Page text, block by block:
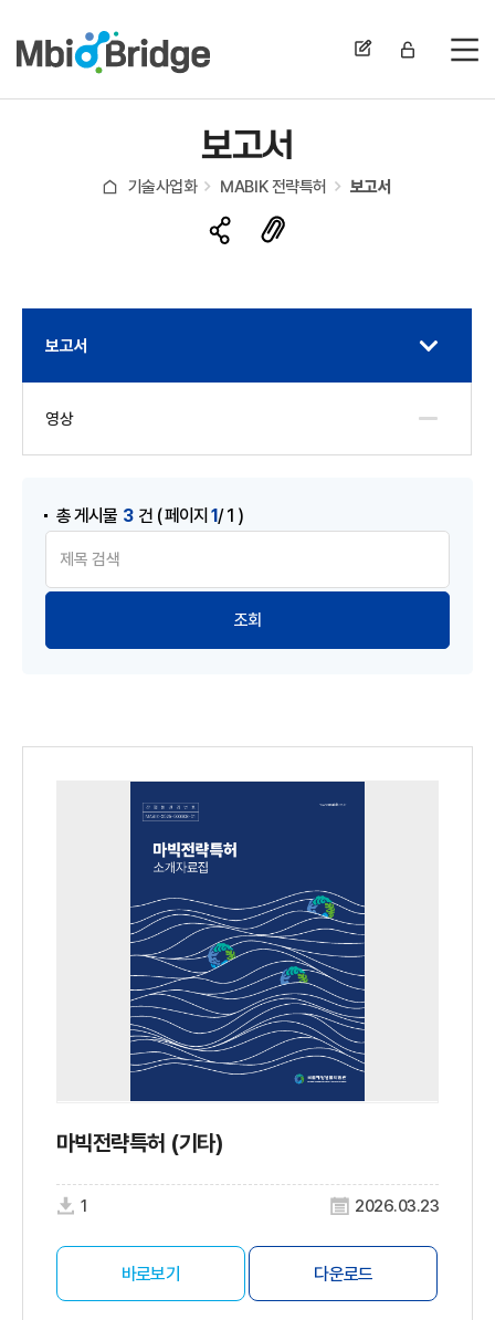
전
보고서
기술사업화 MABIK 전략특허 보고서
보고서
영상
총 게시물 3 건 ( 페이지 1/ 1 )
마빅전략특허 (기타)
1 2026.03.23
바로보기 다운로드